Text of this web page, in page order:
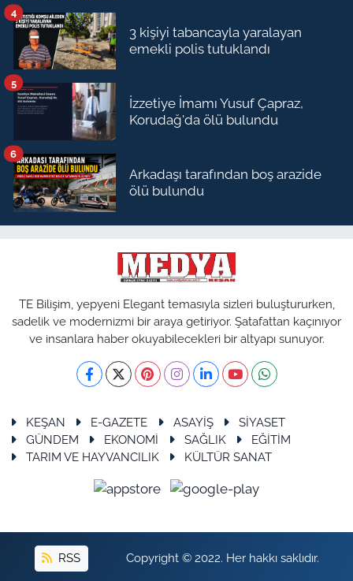
3 kişiyi tabancayla yaralayan
emekli polis tutuklandı
4
İzzetiye İmamı Yusuf Çapraz,
Korudağ'da ölü bulundu
5
Arkadaşı tarafından boş arazide
ölü bulundu
6
TE Bilişim, yepyeni Elegant temasıyla sizleri buluştururken,
sadelik ve modernizmi bir araya getiriyor. Şatafattan kaçınıyor
ve insanlara haber okuyabilecekleri bir altyapı sunuyor.
KEŞAN E-GAZETE ASAYİŞ
SİYASET
GÜNDEM
EKONOMİ SAĞLIK
EĞİTİM
TARIM VE HAYVANCILIK
KÜLTÜR SANAT
RSS Copyright © 2022. Her hakkı saklıdır.